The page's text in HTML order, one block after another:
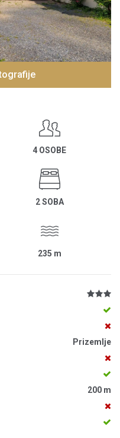
4 OSOBE
2 SOBA
235 m
Prizemlje
200 m